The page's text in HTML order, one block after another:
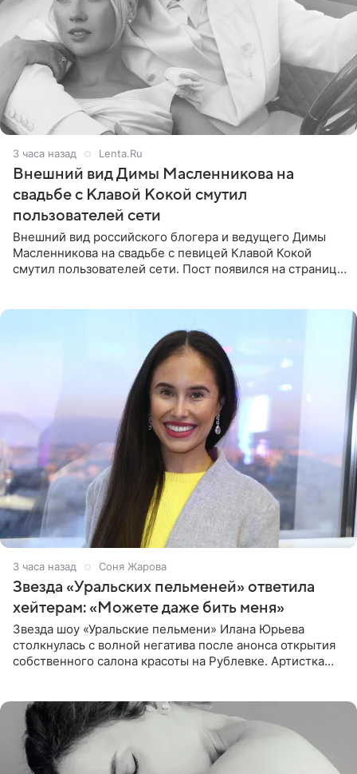
3 часа назад Lenta.Ru
Внешний вид Димы Масленникова на
свадьбе с Клавой Кокой смутил
пользователей сети
Внешний вид российского блогера и ведущего Димы
Масленникова на свадьбе с певицей Клавой Кокой
смутил пользователей сети. Пост появился на странице
3 часа назад Соня Жарова
Звезда «Уральских пельменей» ответила
хейтерам: «Можете даже бить меня»
Звезда шоу «Уральские пельмени» Илана Юрьева
столкнулась с волной негатива после анонса открытия
собственного салона красоты на Рублевке. Артистка